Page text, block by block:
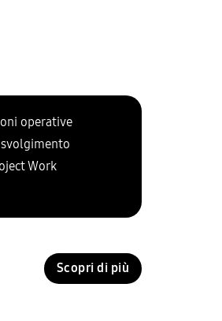
operative
Work
Scopri di più